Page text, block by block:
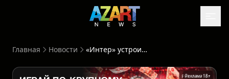
Главная Новости «Интер» устроил римлянам разгром на «Сан-Сиро» — 5:2
Реклама 18+